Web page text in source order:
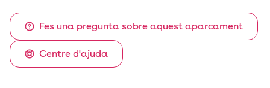
Fes una pregunta sobre aquest aparcament
Centre d'ajuda